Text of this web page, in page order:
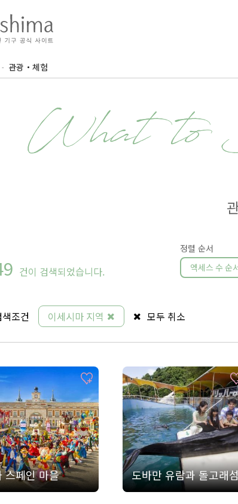
관광・체험
What
건이 검색되었습니다.
정렬 순서
엑세스 수 순
조건 이세시마 지역 모두 취소
스페인 마을 도바만 유람과 돌고래